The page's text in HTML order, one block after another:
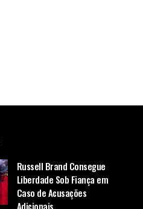
Russell Brand Consegue
Liberdade Sob Fiança em
Caso de Acusações
Adicionais